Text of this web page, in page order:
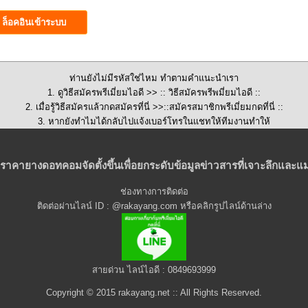
ท่านยังไม่มีรหัสใช่ไหม ทำตามคำแนะนำเรา
1. ดูวิธีสมัครพรีเมี่ยมไอดี >> :: วิธีสมัครพรีพมี่ยมไอดี ::
2. เมื่อรู้วิธีสมัครแล้วกดสมัครที่นี่ >>::สมัครสมาชิกพรีเมี่ยมกดที่นี่ ::
3. หากยังทำไมได้กลับไปแจ้งเบอร์โทรในแชทให้ทีมงานทำให้
ราคายางดอทคอมจัดตั้งขึ้นเพื่อยกระดับข้อมูลข่าวสารที่เจาะลึกและ
ช่องทางการติดต่อ
ติดต่อผ่านไลน์ ID : @rakayang.com หรือคลิกรูปไลน์ด้านล่าง
สายด่วน ไลน์ไอดี : 0849693999
Copyright © 2015 rakayang.net :: All Rights Reserved.